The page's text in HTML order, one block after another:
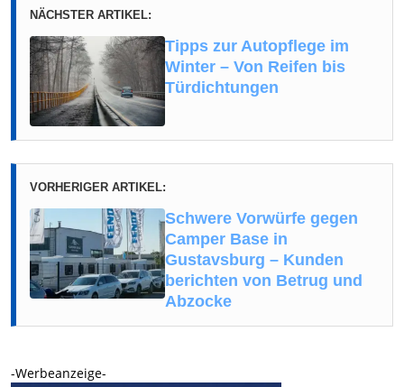
NÄCHSTER ARTIKEL:
Tipps zur Autopflege im
Winter – Von Reifen bis
Türdichtungen
VORHERIGER ARTIKEL:
Schwere Vorwürfe gegen
Camper Base in
Gustavsburg – Kunden
berichten von Betrug und
Abzocke
-Werbeanzeige-